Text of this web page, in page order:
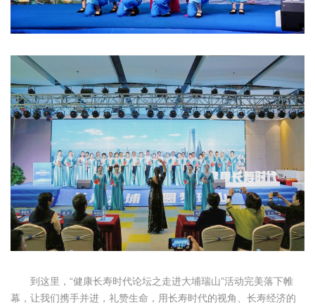
到这里，“健康长寿时代论坛之走进大埔瑞山”活动完美落下帷
幕，让我们携手并进，礼赞生命，用长寿时代的视角、长寿经济的